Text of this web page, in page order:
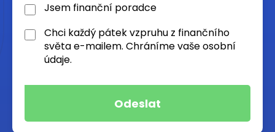
Jsem finanční poradce
Chci každý pátek vzpruhu z finančního
světa e-mailem. Chráníme vaše osobní
údaje.